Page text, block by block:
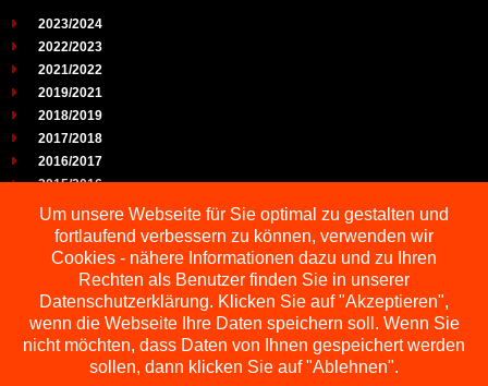
2023/2024
2022/2023
2021/2022
2019/2021
2018/2019
2017/2018
2016/2017
2015/2016
2014/2015
2013/2014
2012/2013
2011/2012
2010/2011
2009/2010
Um unsere Webseite für Sie optimal zu gestalten und
fortlaufend verbessern zu können, verwenden wir
Cookies - nähere Informationen dazu und zu Ihren
Rechten als Benutzer finden Sie in unserer
Datenschutzerklärung. Klicken Sie auf "Akzeptieren",
wenn die Webseite Ihre Daten speichern soll. Wenn Sie
nicht möchten, dass Daten von Ihnen gespeichert werden
sollen, dann klicken Sie auf "Ablehnen".